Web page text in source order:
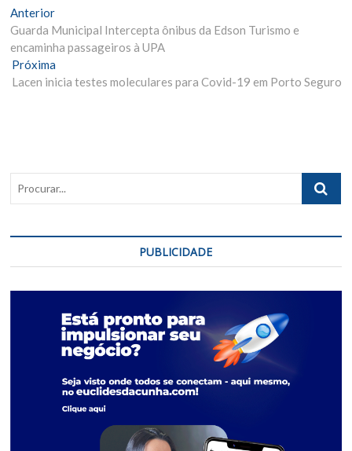
Navegação
de
Post
AnteriorMatéria
Anterior:
Guarda Municipal Intercepta ônibus da Edson Turismo e
encaminha passageiros à UPA
PróximaPróxima
Materia:
Lacen inicia testes moleculares para Covid-19 em Porto Seguro
PUBLICIDADE